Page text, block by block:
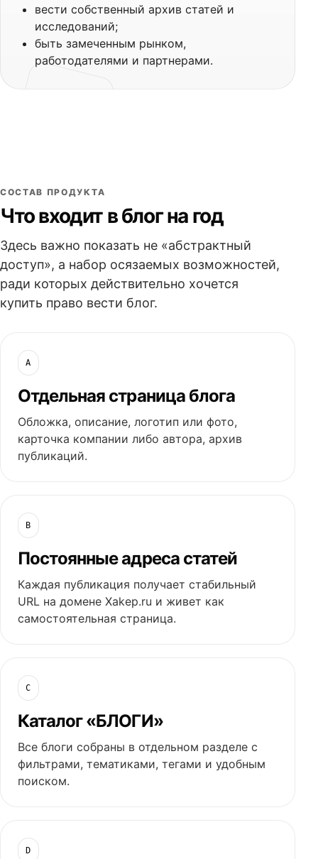
вести собственный архив статей и
исследований;
быть замеченным рынком,
работодателями и партнерами.
СОСТАВ ПРОДУКТА
Что входит в блог на год
Здесь важно показать не «абстрактный
доступ», а набор осязаемых возможностей,
ради которых действительно хочется
купить право вести блог.
A
Отдельная страница блога
Обложка, описание, логотип или фото,
карточка компании либо автора, архив
публикаций.
B
Постоянные адреса статей
Каждая публикация получает стабильный
URL на домене Xakep.ru и живет как
самостоятельная страница.
C
Каталог «БЛОГИ»
Все блоги собраны в отдельном разделе с
фильтрами, тематиками, тегами и удобным
поиском.
D